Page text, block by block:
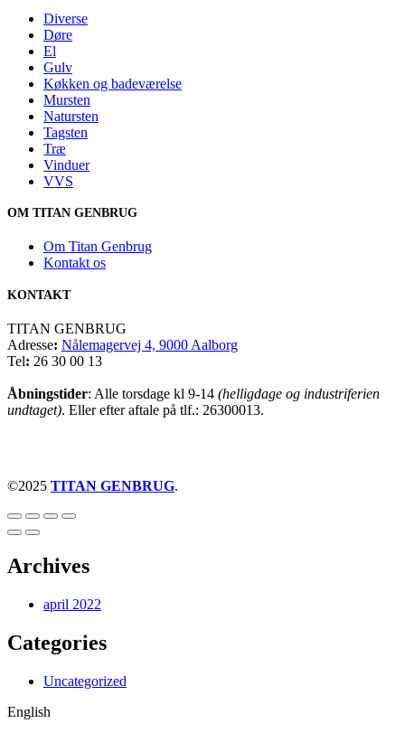
Diverse
Døre
El
Gulv
Køkken og badeværelse
Mursten
Natursten
Tagsten
Træ
Vinduer
VVS
OM TITAN GENBRUG
Om Titan Genbrug
Kontakt os
KONTAKT
TITAN GENBRUG
Adresse: Nålemagervej 4, 9000 Aalborg
Tel: 26 30 00 13
Åbningstider: Alle torsdage kl 9-14 (helligdage og industriferien
undtaget). Eller efter aftale på tlf.: 26300013.
©2025 TITAN GENBRUG.
Archives
april 2022
Categories
Uncategorized
English